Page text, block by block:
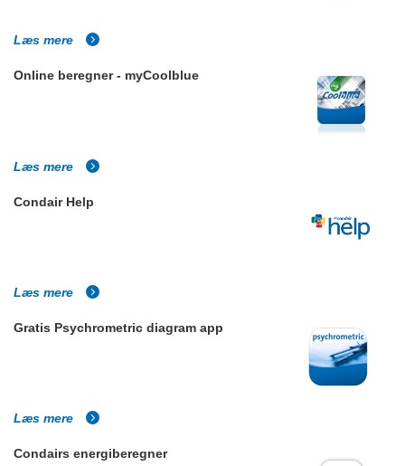
Læs mere
Online beregner - myCoolblue
Læs mere
Condair Help
Læs mere
Gratis Psychrometric diagram app
Læs mere
Condairs energiberegner